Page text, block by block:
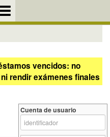
vencidos: no
rendir exámenes finales
Cuenta de usuario